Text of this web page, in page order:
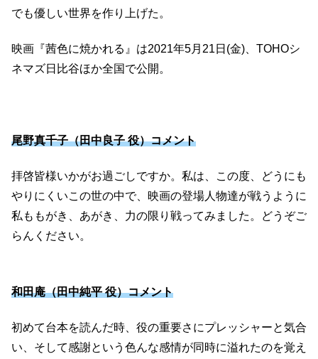
でも優しい世界を作り上げた。
映画『茜色に焼かれる』は2021年5月21日(金)、TOHOシ
ネマズ日比谷ほか全国で公開。
尾野真千子（田中良子 役）コメント
拝啓皆様いかがお過ごしですか。私は、この度、どうにも
やりにくいこの世の中で、映画の登場人物達が戦うように
私ももがき、あがき、力の限り戦ってみました。どうぞご
らんください。
和田庵（田中純平 役）コメント
初めて台本を読んだ時、役の重要さにプレッシャーと気合
い、そして感謝という色んな感情が同時に溢れたのを覚え